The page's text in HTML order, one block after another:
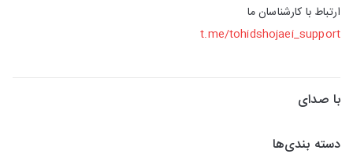
ارتباط با کارشناسان ما
t.me/tohidshojaei_support
با صدای
دسته بندی‌ها